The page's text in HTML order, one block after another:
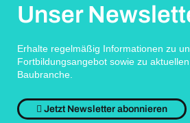
Unser
Erhalte regelmäßig Informationen zu
Fortbildungsangebot sowie zu
Baubranche.
Jetzt Newsletter abonnieren